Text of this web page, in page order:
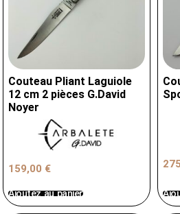
Couteau Pliant Laguiole
12 cm 2 pièces G.David
Noyer
159,00 €
Ajoutez au panier